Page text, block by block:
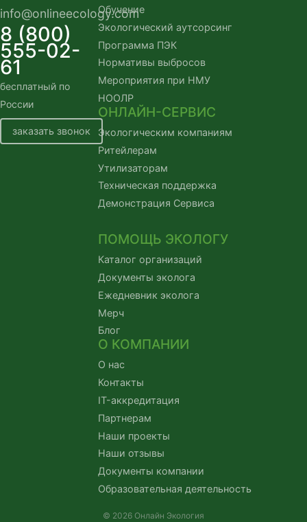
info@onlineecology.com
8 (800)
555-02-
61
бесплатный по
России
заказать звонок
Обучение
Экологический аутсорсинг
Программа ПЭК
Нормативы выбросов
Мероприятия при НМУ
НООЛР
ОНЛАЙН-СЕРВИС
Экологическим компаниям
Ритейлерам
Утилизаторам
Техническая поддержка
Демонстрация Сервиса
ПОМОЩЬ ЭКОЛОГУ
Каталог организаций
Документы эколога
Ежедневник эколога
Мерч
Блог
О КОМПАНИИ
О нас
Контакты
IT-аккредитация
Партнерам
Наши проекты
Наши отзывы
Документы компании
Образовательная деятельность
© 2026 Онлайн Экология